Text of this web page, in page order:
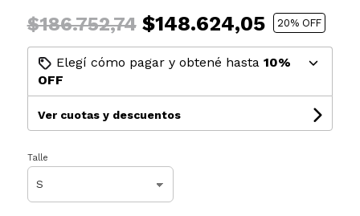
$186.752,74$148.624,05 20% OFF
Elegí cómo pagar y obtené hasta 10%
OFF
Ver cuotas y descuentos
Talle